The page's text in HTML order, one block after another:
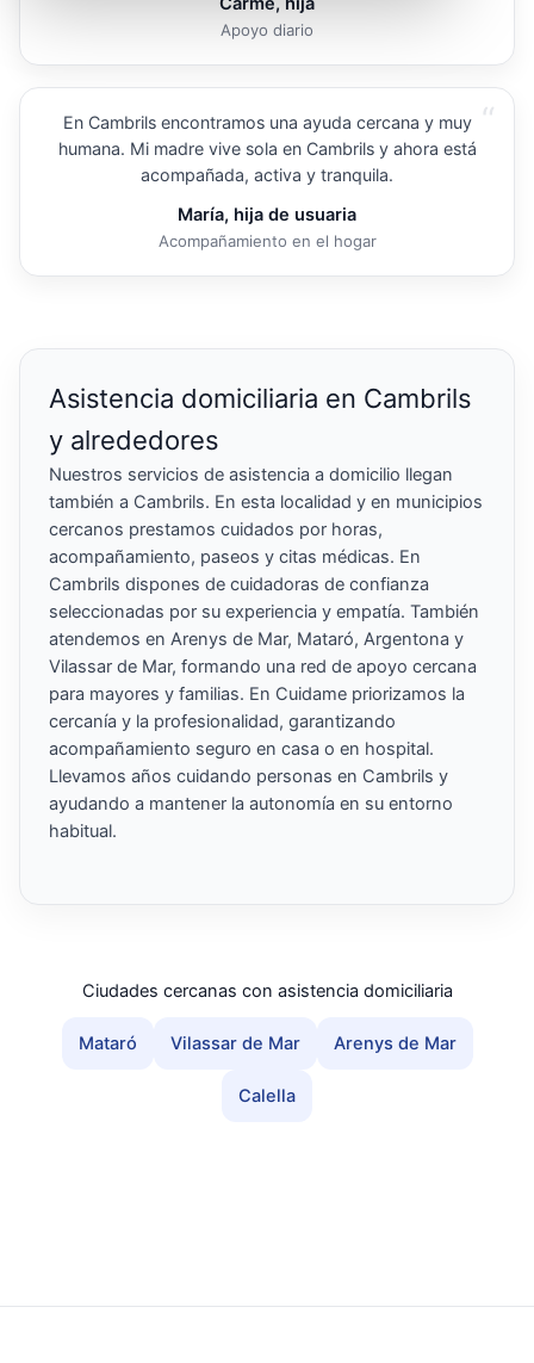
Apoyo diario
“
En Cambrils encontramos una ayuda cercana y muy
humana. Mi madre vive sola en Cambrils y ahora está
acompañada, activa y tranquila.
María, hija de usuaria
Acompañamiento en el hogar
Asistencia domiciliaria en Cambrils
y alrededores
Nuestros servicios de asistencia a domicilio llegan
también a Cambrils. En esta localidad y en municipios
cercanos prestamos cuidados por horas,
acompañamiento, paseos y citas médicas. En
Cambrils dispones de cuidadoras de confianza
seleccionadas por su experiencia y empatía. También
atendemos en Arenys de Mar, Mataró, Argentona y
Vilassar de Mar, formando una red de apoyo cercana
para mayores y familias. En Cuidame priorizamos la
cercanía y la profesionalidad, garantizando
acompañamiento seguro en casa o en hospital.
Llevamos años cuidando personas en Cambrils y
ayudando a mantener la autonomía en su entorno
habitual.
Ciudades cercanas con asistencia domiciliaria
Mataró Vilassar de Mar Arenys de Mar
Calella